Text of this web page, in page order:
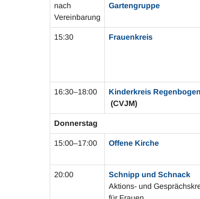
nach
Vereinbarung
Gartengruppe
15:30 Frauenkreis
16:30–18:00
Kinderkreis Regenbogen
(CVJM)
Donnerstag
15:00–17:00 Offene Kirche
20:00
Schnipp und Schnack
Aktions- und